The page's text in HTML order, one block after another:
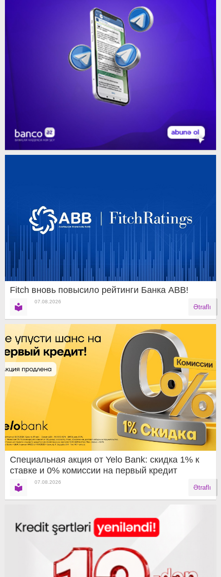
Fitch вновь повысило рейтинги Банка ABB!
07.08.2026
Ətraflı
Специальная акция от Yelo Bank: скидка 1% к
ставке и 0% комиссии на первый кредит
07.08.2026
Ətraflı